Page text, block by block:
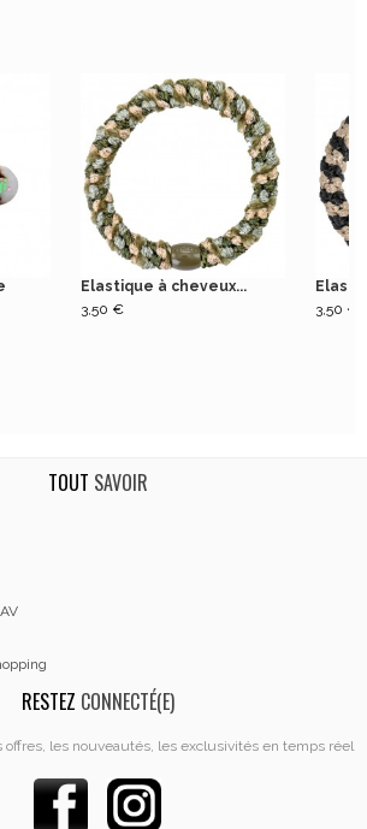
Elastique à cheveux...
3,50 €
3,50 €
TOUT SAVOIR
RESTEZ CONNECTÉ(E)
offres, les nouveautés, les exclusivités en temps réel